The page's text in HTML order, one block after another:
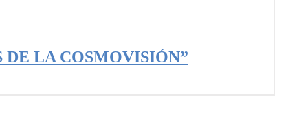
LA COSMOVISIÓN”